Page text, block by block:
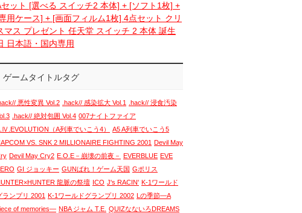
ット [選べる スイッチ2 本体] + [ソフト1枚] +
用ケース] + [画面フィルム1枚] 4点セット クリ
マス プレゼント 任天堂 スイッチ 2 本体 誕生
日本語・国内専用
ゲームタイトルタグ
悪性変異 Vol.2 .hack// 感染拡大 Vol.1
.hack// 浸食汚染
.hack// 絶対包囲 Vol.4 007ナイトファイア
（A列車でいこう4）
A5 A列車でいこう5
VS. SNK 2 MILLIONAIRE FIGHTING 2001 Devil May
Devil May Cry2 E.O.E－崩壊の前夜－ EVERBLUE EVE
GI ジョッキー GUNばれ！ゲーム天国 Gポリス
龍脈の祭壇 ICO J's RACIN' K-1ワールド
ランプリ 2001 K-1ワールドグランプリ 2002 Lの季節―A
of memories― NBA ジャム T.E. QUIZなないろDREAMS